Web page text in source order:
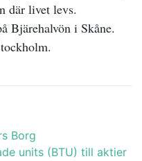
där livet levs.
Bjärehalvön i Skåne.
Borg
units (BTU) till aktier